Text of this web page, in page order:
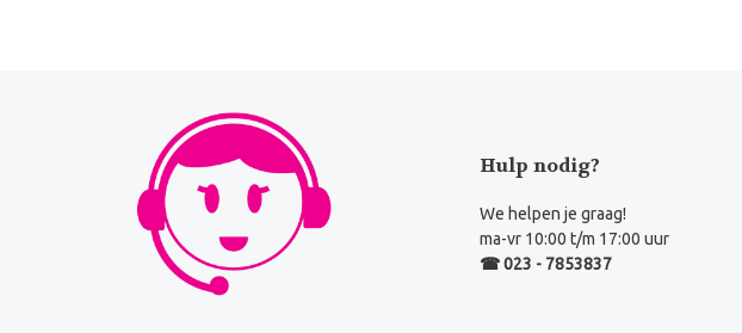
Hulp nodig?
We helpen je graag!
ma-vr 10:00 t/m 17:00 uur
☎ 023 - 7853837